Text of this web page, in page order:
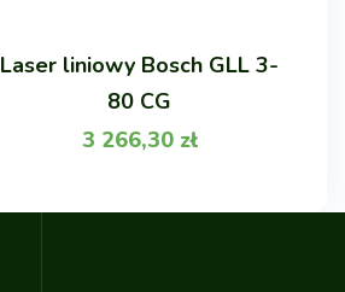
Laser liniowy Bosch GLL 3-
80 CG
3 266,30 zł